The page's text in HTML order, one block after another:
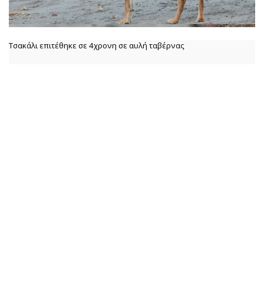
Τσακάλι επιτέθηκε σε 4χρονη σε αυλή ταβέρνας